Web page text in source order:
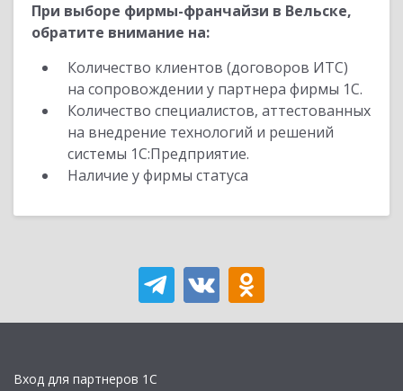
При выборе фирмы-франчайзи в Вельске,
обратите внимание на:
Количество клиентов (договоров ИТС)
на сопровождении у партнера фирмы 1С.
Количество специалистов, аттестованных
на внедрение технологий и решений
системы 1С:Предприятие.
Наличие у фирмы статуса
Вход для партнеров 1С